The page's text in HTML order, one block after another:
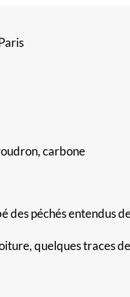
carbone
des péchés entendus
quelques traces